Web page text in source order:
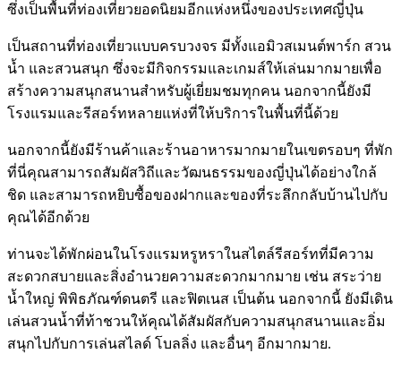
ซึ่งเป็นพื้นที่ท่องเที่ยวยอดนิยมอีกแห่งหนึ่งของประเทศญี่ปุ่น
เป็นสถานที่ท่องเที่ยวแบบครบวงจร มีทั้งแอมิวสเมนต์พาร์ก สวน
น้ำ และสวนสนุก ซึ่งจะมีกิจกรรมและเกมส์ให้เล่นมากมายเพื่อ
สร้างความสนุกสนานสำหรับผู้เยี่ยมชมทุกคน นอกจากนี้ยังมี
โรงแรมและรีสอร์ทหลายแห่งที่ให้บริการในพื้นที่นี้ด้วย
นอกจากนี้ยังมีร้านค้าและร้านอาหารมากมายในเขตรอบๆ ที่พัก
ที่นี่คุณสามารถสัมผัสวิถีและวัฒนธรรมของญี่ปุ่นได้อย่างใกล้
ชิด และสามารถหยิบซื้อของฝากและของที่ระลึกกลับบ้านไปกับ
คุณได้อีกด้วย
ท่านจะได้พักผ่อนในโรงแรมหรูหราในสไตล์รีสอร์ทที่มีความ
สะดวกสบายและสิ่งอำนวยความสะดวกมากมาย เช่น สระว่าย
น้ำใหญ่ พิพิธภัณฑ์ดนตรี และฟิตเนส เป็นต้น นอกจากนี้ ยังมีเดิน
เล่นสวนน้ำที่ท้าชวนให้คุณได้สัมผัสกับความสนุกสนานและอิ่ม
สนุกไปกับการเล่นสไลด์ โบลลิ่ง และอื่นๆ อีกมากมาย.